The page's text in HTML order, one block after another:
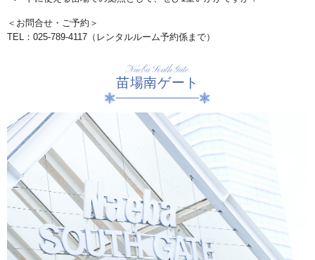
＜お問合せ・ご予約＞
TEL：025-789-4117（レンタルルーム予約係まで）
Naeba South Gate
苗場南ゲート